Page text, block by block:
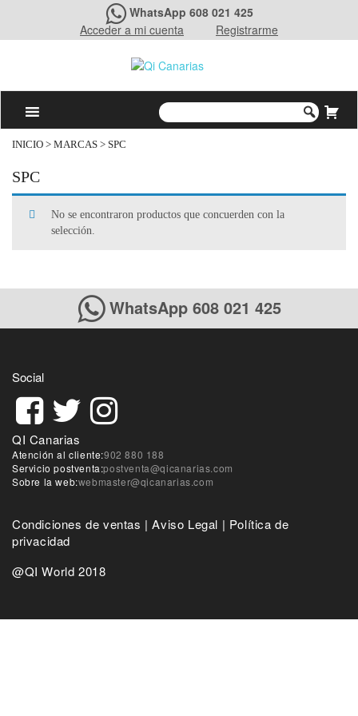
WhatsApp 608 021 425
Acceder a mi cuenta
Registrarme
INICIO > MARCAS > SPC
SPC
No se encontraron productos que concuerden con la
selección.
WhatsApp 608 021 425
Social
QI Canarias
Atención al cliente:902 880 188
Servicio postventa:postventa@qicanarias.com
Sobre la web:webmaster@qicanarias.com
Condiciones de ventas |Aviso Legal | Política de
privacidad
@QI World 2018